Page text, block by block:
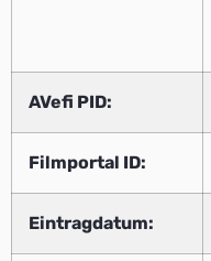
AVefi PID:
Filmportal ID:
Eintragdatum: